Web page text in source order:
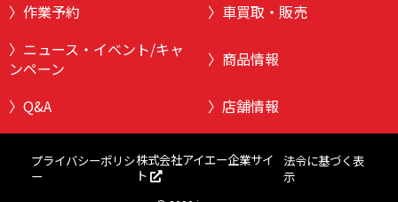
作業予約
車買取・販売
ニュース・イベント/キャ
ンペーン
商品情報
Q&A 店舗情報
プライバシーポリシ
ー
株式会社アイエー企業サイ
ト
法令に基づく表
示